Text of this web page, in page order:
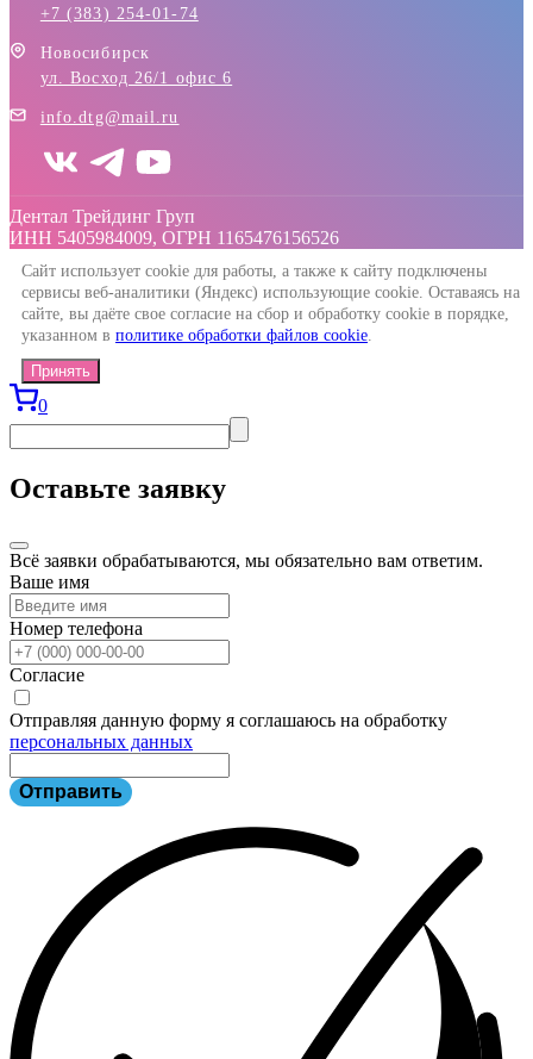
+7 (383) 254-01-74
Новосибирск
ул. Восход 26/1 офис 6
info.dtg@mail.ru
Дентал Трейдинг Груп
ИНН 5405984009, ОГРН 1165476156526
Сайт использует cookie для работы, а также к сайту подключены
сервисы веб-аналитики (Яндекс) использующие cookie. Оставаясь на
сайте, вы даёте свое согласие на сбор и обработку cookie в порядке,
указанном в политике обработки файлов cookie.
Принять
0
Оставьте заявку
Всё заявки обрабатываются, мы обязательно вам ответим.
Ваше имя
Номер телефона
Согласие
Отправляя данную форму я соглашаюсь на обработку
персональных данных
Отправить